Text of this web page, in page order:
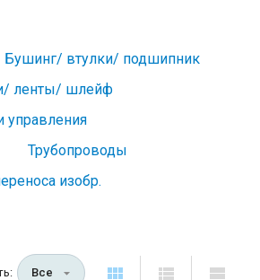
Бушинг/ втулки/ подшипник
ленты/ шлейф
управления
Трубопроводы
изобр.
Все